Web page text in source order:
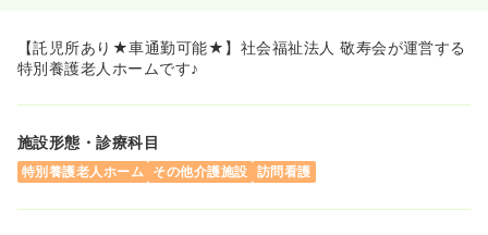
【託児所あり★車通勤可能★】社会福祉法人 敬寿会が運営する
特別養護老人ホームです♪
施設形態・診療科目
特別養護老人ホーム その他介護施設 訪問看護